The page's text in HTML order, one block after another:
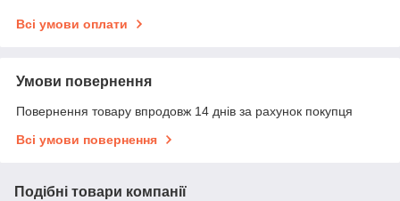
Всі умови оплати
Умови повернення
Повернення товару впродовж 14 днів за рахунок покупця
Всі умови повернення
Подібні товари компанії